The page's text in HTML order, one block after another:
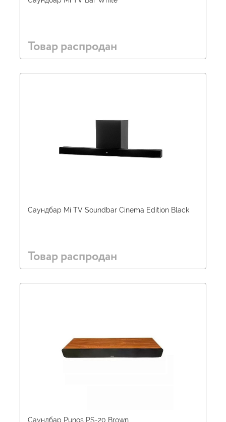
Товар распродан
Саундбар Mi TV Soundbar Cinema Edition Black
Товар распродан
Саундбар Punos PS-20 Brown